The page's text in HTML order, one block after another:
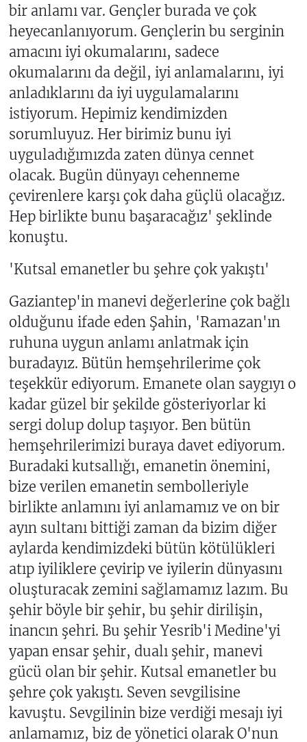
bir anlamı var. Gençler burada ve çok
heyecanlanıyorum. Gençlerin bu serginin
amacını iyi okumalarını, sadece
okumalarını da değil, iyi anlamalarını, iyi
anladıklarını da iyi uygulamalarını
istiyorum. Hepimiz kendimizden
sorumluyuz. Her birimiz bunu iyi
uyguladığımızda zaten dünya cennet
olacak. Bugün dünyayı cehenneme
çevirenlere karşı çok daha güçlü olacağız.
Hep birlikte bunu başaracağız' şeklinde
konuştu.
'Kutsal emanetler bu şehre çok yakıştı'
Gaziantep'in manevi değerlerine çok bağlı
olduğunu ifade eden Şahin, 'Ramazan'ın
ruhuna uygun anlamı anlatmak için
buradayız. Bütün hemşehrilerime çok
teşekkür ediyorum. Emanete olan saygıyı o
kadar güzel bir şekilde gösteriyorlar ki
sergi dolup dolup taşıyor. Ben bütün
hemşehrilerimizi buraya davet ediyorum.
Buradaki kutsallığı, emanetin önemini,
bize verilen emanetin sembolleriyle
birlikte anlamını iyi anlamamız ve on bir
ayın sultanı bittiği zaman da bizim diğer
aylarda kendimizdeki bütün kötülükleri
atıp iyiliklere çevirip ve iyilerin dünyasını
oluşturacak zemini sağlamamız lazım. Bu
şehir böyle bir şehir, bu şehir dirilişin,
inancın şehri. Bu şehir Yesrib'i Medine'yi
yapan ensar şehir, dualı şehir, manevi
gücü olan bir şehir. Kutsal emanetler bu
şehre çok yakıştı. Seven sevgilisine
kavuştu. Sevgilinin bize verdiği mesajı iyi
anlamamız, biz de yönetici olarak O'nun